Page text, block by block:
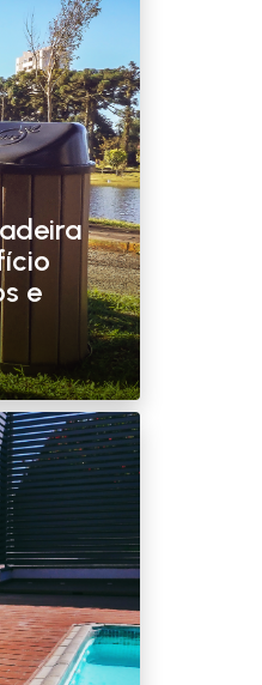
e